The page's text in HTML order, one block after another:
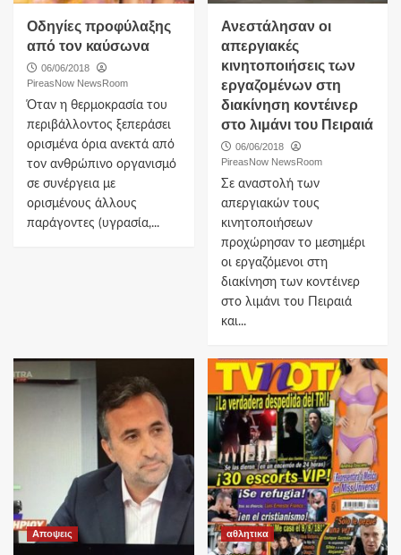
Οδηγίες προφύλαξης
από τoν καύσωνα
06/06/2018
PireasNow NewsRoom
Όταν η θερμοκρασία του
περιβάλλοντος ξεπεράσει
ορισμένα όρια ανεκτά από
τον ανθρώπινο οργανισμό
σε συνέργεια με
ορισμένους άλλους
παράγοντες (υγρασία,...
Ανεστάλησαν οι
απεργιακές
κινητοποιήσεις των
εργαζομένων στη
διακίνηση κοντέινερ
στο λιμάνι του Πειραιά
06/06/2018
PireasNow NewsRoom
Σε αναστολή των
απεργιακών τους
κινητοποιήσεων
προχώρησαν το μεσημέρι
οι εργαζόμενοι στη
διακίνηση των κοντέινερ
στο λιμάνι του Πειραιά
και...
Αποψεις αθλητικα